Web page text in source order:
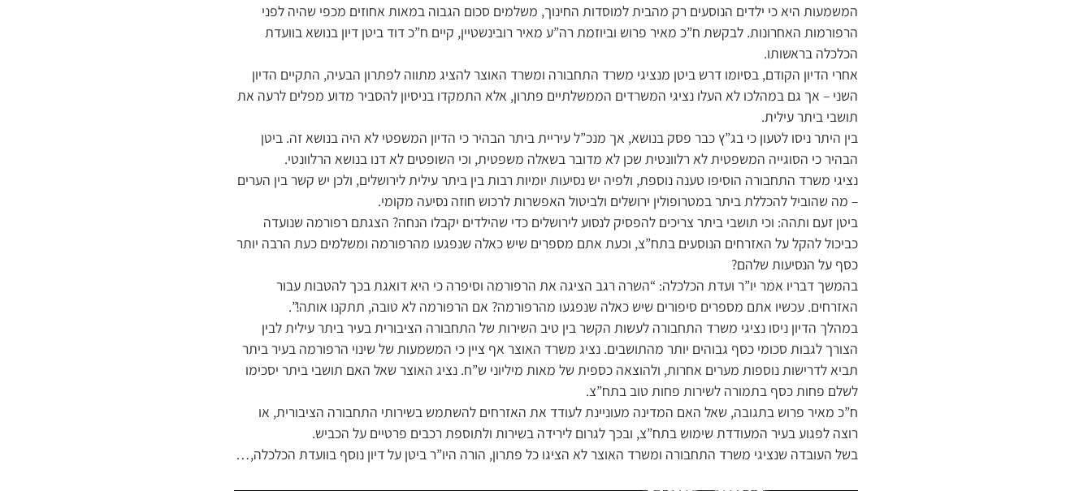
המשמעות היא כי ילדים הנוסעים רק מהבית למוסדות החינוך, משלמים סכום הגבוה במאות אחוזים מכפי שהיה לפני
הרפורמות האחרונות. לבקשת ח”כ מאיר פרוש וביוזמת רה”ע מאיר רובינשטיין, קיים ח”כ דוד ביטן דיון בנושא בוועדת
הכלכלה בראשותו.
אחרי הדיון הקודם, בסיומו דרש ביטן מנציגי משרד התחבורה ומשרד האוצר להציג מתווה לפתרון הבעיה, התקיים הדיון
השני – אך גם במהלכו לא העלו נציגי המשרדים הממשלתיים פתרון, אלא התמקדו בניסיון להסביר מדוע מפלים לרעה את
תושבי ביתר עילית.
בין היתר ניסו לטעון כי בג”ץ כבר פסק בנושא, אך מנכ”ל עיריית ביתר הבהיר כי הדיון המשפטי לא היה בנושא זה. ביטן
הבהיר כי הסוגייה המשפטית לא רלוונטית שכן לא מדובר בשאלה משפטית, וכי השופטים לא דנו בנושא הרלוונטי.
נציגי משרד התחבורה הוסיפו טענה נוספת, ולפיה יש נסיעות יומיות רבות בין ביתר עילית לירושלים, ולכן יש קשר בין הערים
– מה שהוביל להכללת ביתר במטרופולין ירושלים ולביטול האפשרות לרכוש חוזה נסיעה מקומי.
ביטן זעם ותהה: וכי תושבי ביתר צריכים להפסיק לנסוע לירושלים כדי שהילדים יקבלו הנחה? הצגתם רפורמה שנועדה
כביכול להקל על האזרחים הנוסעים בתח”צ, וכעת אתם מספרים שיש כאלה שנפגעו מהרפורמה ומשלמים כעת הרבה יותר
כסף על הנסיעות שלהם?
בהמשך דבריו אמר יו”ר ועדת הכלכלה: “השרה רגב הציגה את הרפורמה וסיפרה כי היא דואגת בכך להטבות עבור
האזרחים. עכשיו אתם מספרים סיפורים שיש כאלה שנפגעו מהרפורמה? אם הרפורמה לא טובה, תתקנו אותה!”.
במהלך הדיון ניסו נציגי משרד התחבורה לעשות הקשר בין טיב השירות של התחבורה הציבורית בעיר ביתר עילית לבין
הצורך לגבות סכומי כסף גבוהים יותר מהתושבים. נציג משרד האוצר אף ציין כי המשמעות של שינוי הרפורמה בעיר ביתר
תביא לדרישות נוספות מערים אחרות, ולהוצאה כספית של מאות מיליוני ש”ח. נציג האוצר שאל האם תושבי ביתר יסכימו
לשלם פחות כסף בתמורה לשירות פחות טוב בתח”צ.
ח”כ מאיר פרוש בתגובה, שאל האם המדינה מעוניינת לעודד את האזרחים להשתמש בשירותי התחבורה הציבורית, או
רוצה לפגוע בעיר המעודדת שימוש בתח”צ, ובכך לגרום לירידה בשירות ולתוספת רכבים פרטיים על הכביש.
בשל העובדה שנציגי משרד התחבורה ומשרד האוצר לא הציגו כל פתרון, הורה היו”ר ביטן על דיון נוסף בוועדת הכלכלה,…